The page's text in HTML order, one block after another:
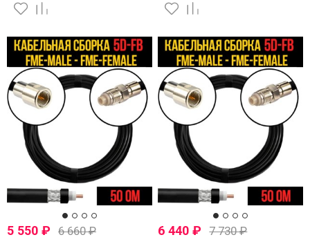
5 550 ₽ 6 660₽ 6 440₽ 7 730₽